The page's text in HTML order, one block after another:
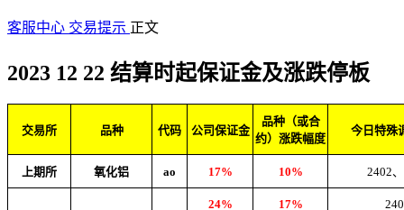
客服中心 交易提示 正文
2023 12 22 结算时起保证金及涨跌停板
交易所 品种 代码 公司保证金
品种（或合
约）涨跌幅度
今日特殊
上期所 氧化铝 ao 17% 10% 2402
24% 17%